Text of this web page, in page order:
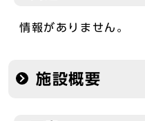
情報がありません。
施設概要